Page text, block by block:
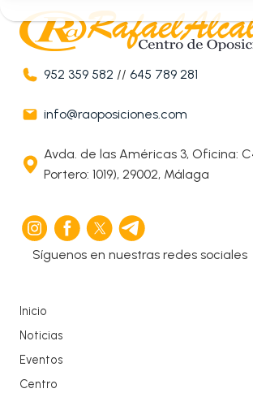
952 359 582 //645 789 281
info@raoposiciones.com
Avda. de las Américas 3, Oficina:
Portero: 1019), 29002, Málaga
Síguenos en nuestras redes sociales
Inicio
Noticias
Eventos
Centro